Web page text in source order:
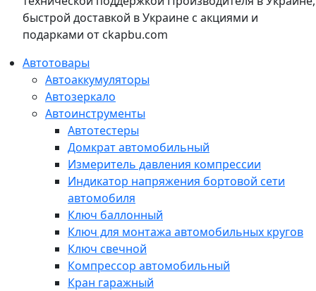
быстрой доставкой в Украине с акциями и
подарками от ckapbu.com
Автотовары
Автоаккумуляторы
Автозеркало
Автоинструменты
Автотестеры
Домкрат автомобильный
Измеритель давления компрессии
Индикатор напряжения бортовой сети
автомобиля
Ключ баллонный
Ключ для монтажа автомобильных кругов
Ключ свечной
Компрессор автомобильный
Кран гаражный